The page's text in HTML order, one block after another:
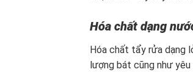
Hóa chất dạng
Hóa chất tẩy rửa dạng
lượng bát cũng như yêu